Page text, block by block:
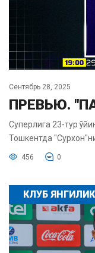
Сентябрь 28, 2025
ПРЕВЬЮ.
Суперлига 23-тур
Тошкентда
456 0
КЛУБ